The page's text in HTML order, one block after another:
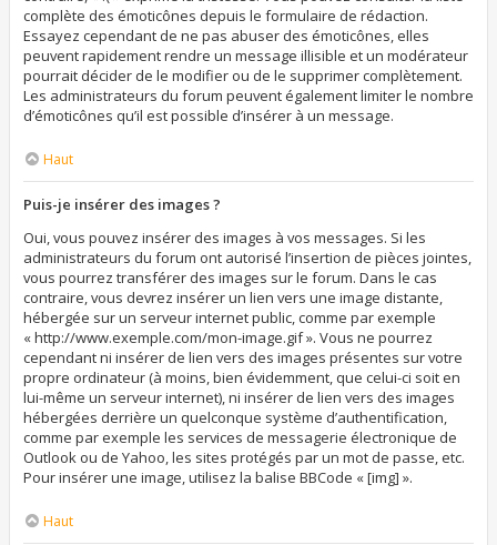
complète des émoticônes depuis le formulaire de rédaction.
Essayez cependant de ne pas abuser des émoticônes, elles
peuvent rapidement rendre un message illisible et un modérateur
pourrait décider de le modifier ou de le supprimer complètement.
Les administrateurs du forum peuvent également limiter le nombre
d’émoticônes qu’il est possible d’insérer à un message.
Haut
Puis-je insérer des images ?
Oui, vous pouvez insérer des images à vos messages. Si les
administrateurs du forum ont autorisé l’insertion de pièces jointes,
vous pourrez transférer des images sur le forum. Dans le cas
contraire, vous devrez insérer un lien vers une image distante,
hébergée sur un serveur internet public, comme par exemple
« http://www.exemple.com/mon-image.gif ». Vous ne pourrez
cependant ni insérer de lien vers des images présentes sur votre
propre ordinateur (à moins, bien évidemment, que celui-ci soit en
lui-même un serveur internet), ni insérer de lien vers des images
hébergées derrière un quelconque système d’authentification,
comme par exemple les services de messagerie électronique de
Outlook ou de Yahoo, les sites protégés par un mot de passe, etc.
Pour insérer une image, utilisez la balise BBCode « [img] ».
Haut